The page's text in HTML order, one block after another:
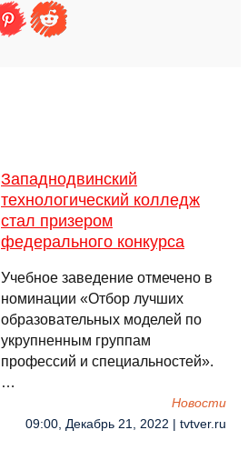
Западнодвинский
технологический колледж
стал призером
федерального конкурса
Учебное заведение отмечено в
номинации «Отбор лучших
образовательных моделей по
укрупненным группам
профессий и специальностей».
…
Новости
09:00, Декабрь 21, 2022 | tvtver.ru